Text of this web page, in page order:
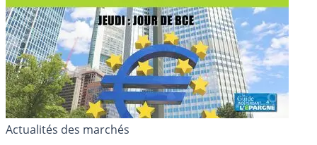
Actualités des marchés